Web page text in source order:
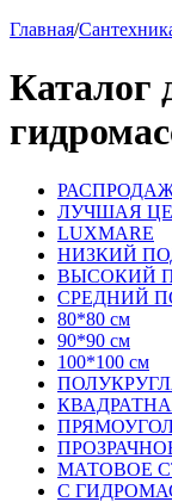
Главная/
Каталог
ЛУЧШАЯ
LUXMARE
НИЗКИЙ
ВЫСОКИЙ
СРЕДНИЙ
80*80 см
90*90 см
100*100 см
МАТОВОЕ
С